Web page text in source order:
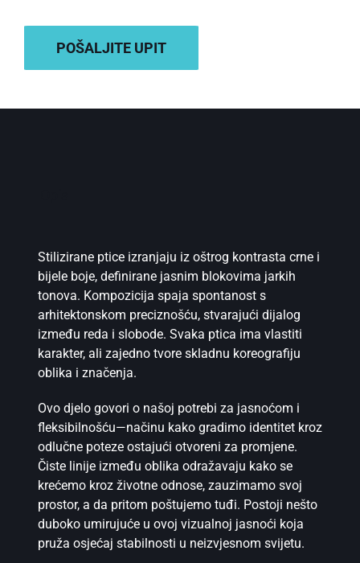
DODAJ U KOŠARICU
POŠALJITE UPIT
Stilizirane ptice izranjaju iz oštrog kontrasta crne i
bijele boje, definirane jasnim blokovima jarkih
tonova. Kompozicija spaja spontanost s
arhitektonskom preciznošću, stvarajući dijalog
između reda i slobode. Svaka ptica ima vlastiti
karakter, ali zajedno tvore skladnu koreografiju
oblika i značenja.
Ovo djelo govori o našoj potrebi za jasnoćom i
fleksibilnošću—načinu kako gradimo identitet kroz
odlučne poteze ostajući otvoreni za promjene.
Čiste linije između oblika odražavaju kako se
krećemo kroz životne odnose, zauzimamo svoj
prostor, a da pritom poštujemo tuđi. Postoji nešto
duboko umirujuće u ovoj vizualnoj jasnoći koja
pruža osjećaj stabilnosti u neizvjesnom svijetu.